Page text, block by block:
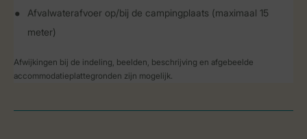
Afvalwaterafvoer op/bij de campingplaats (maximaal 15
meter)
Afwijkingen bij de indeling, beelden, beschrijving en afgebeelde
accommodatieplattegronden zijn mogelijk.